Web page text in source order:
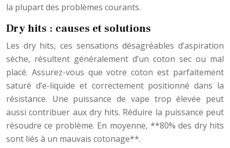
la plupart des problèmes courants.
Dry hits : causes et solutions
Les dry hits, ces sensations désagréables d’aspiration
sèche, résultent généralement d’un coton sec ou mal
placé. Assurez-vous que votre coton est parfaitement
saturé d’e-liquide et correctement positionné dans la
résistance. Une puissance de vape trop élevée peut
aussi contribuer aux dry hits. Réduire la puissance peut
résoudre ce problème. En moyenne, **80% des dry hits
sont liés à un mauvais cotonage**.